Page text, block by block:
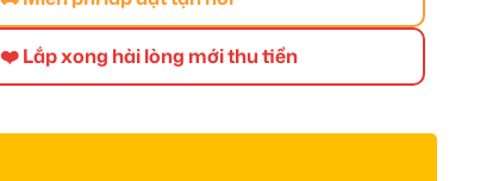
❤️ Lắp xong hài lòng mới thu tiền